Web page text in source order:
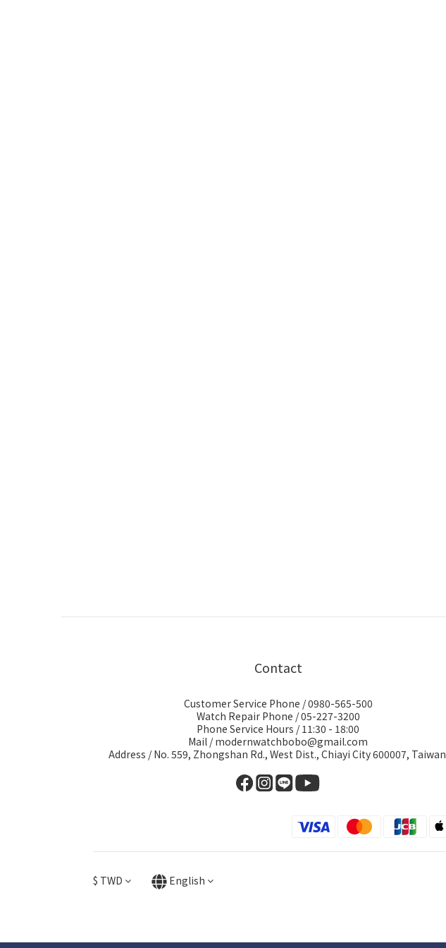
Contact
Customer Service Phone / 0980-565-500
Watch Repair Phone / 05-227-3200
Phone Service Hours / 11:30 - 18:00
Mail / modernwatchbobo@gmail.com
Address / No. 559, Zhongshan Rd., West Dist., Chiayi City 600007, Taiwan
$ TWD English